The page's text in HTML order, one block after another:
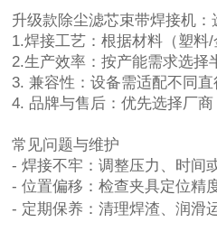
升级款除尘滤芯束带焊接机：
1.焊接工艺：根据材料（塑料/
2.生产效率：按产能需求选择
3. 兼容性：设备需适配不同直
4. 品牌与售后：优先选择厂商
常见问题与维护
- 焊接不牢：调整压力、时间
- 位置偏移：检查夹具定位精度
- 定期保养：清理焊渣、润滑